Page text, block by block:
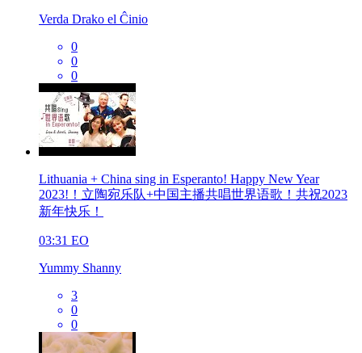
Verda Drako el Ĉinio
0
0
0
Lithuania + China sing in Esperanto! Happy New Year
2023!！立陶宛乐队+中国主播共唱世界语歌！共祝2023
新年快乐！
03:31 EO
Yummy Shanny
3
0
0